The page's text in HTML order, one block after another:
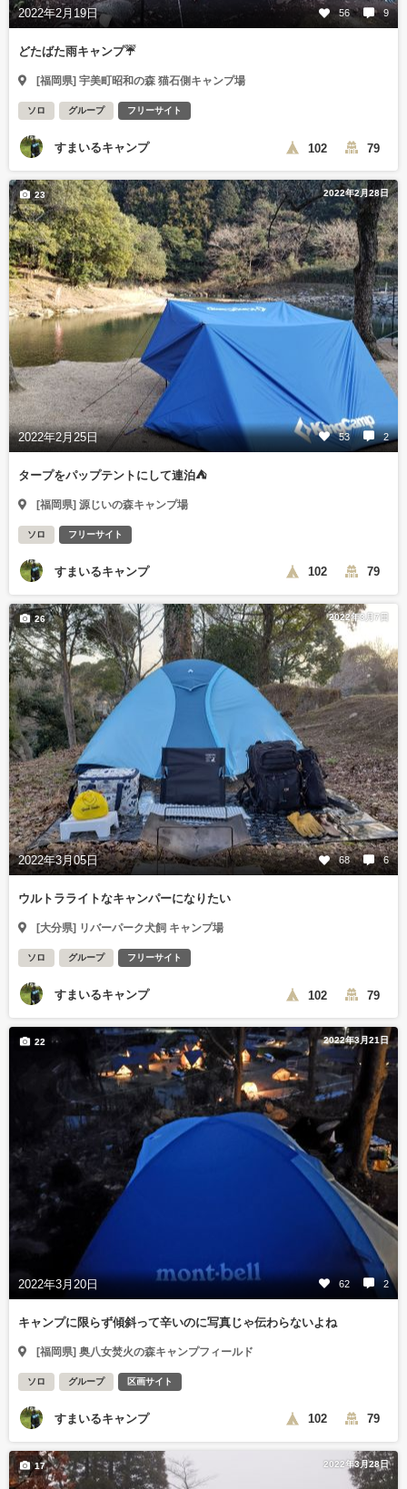
2022年2月19日 56 9
どたばた雨キャンプ☔
[福岡県] 宇美町昭和の森 猫石側キャンプ場
ソロ グループ フリーサイト
すまいるキャンプ 102 79
2022年2月28日
2022年2月25日 53 2
23
タープをパップテントにして連泊⛺
[福岡県] 源じいの森キャンプ場
ソロ フリーサイト
すまいるキャンプ 102 79
2022年3月7日
2022年3月05日 68 6
26
ウルトラライトなキャンパーになりたい
[大分県] リバーパーク犬飼 キャンプ場
ソロ グループ フリーサイト
すまいるキャンプ 102 79
2022年3月21日
2022年3月20日 62 2
22
キャンプに限らず傾斜って辛いのに写真じゃ伝わらないよね
[福岡県] 奥八女焚火の森キャンプフィールド
ソロ グループ 区画サイト
すまいるキャンプ 102 79
2022年3月28日
17